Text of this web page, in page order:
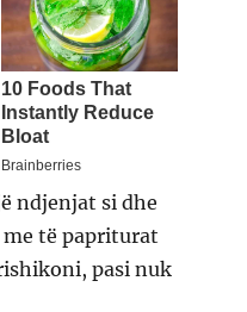
ndjenjat si dhe
të papriturat
pasi nuk